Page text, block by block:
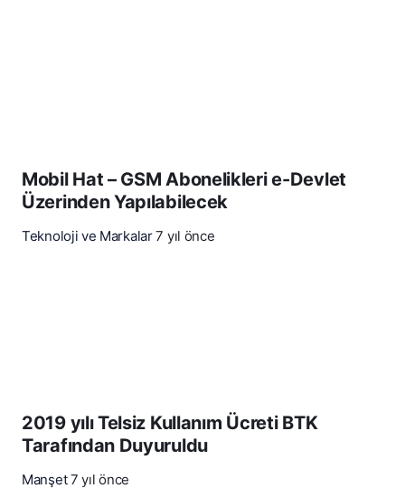
Mobil Hat – GSM Abonelikleri e-Devlet
Üzerinden Yapılabilecek
Teknoloji ve Markalar7 yıl önce
2019 yılı Telsiz Kullanım Ücreti BTK
Tarafından Duyuruldu
Manşet7 yıl önce